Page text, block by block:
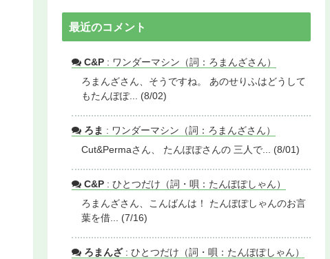
最近のコメント
C&P : ワンダーマシン（詞：ろまんざさん）
ろまんざさん、そうですね。 あのせりふはどうして
もたんぽぽ... (8/02)
ろま : ワンダーマシン（詞：ろまんざさん）
Cut&Permaさん、 たんぽぽさんの 三人で... (8/01)
C&P : ひとつだけ（詞・唄：たんぽぽしゃん）
ろまんざさん、こんばんは！ たんぽぽしゃんのお言
葉を借... (7/16)
ろまんざ: ひとつだけ（詞・唄：たんぽぽしゃん）